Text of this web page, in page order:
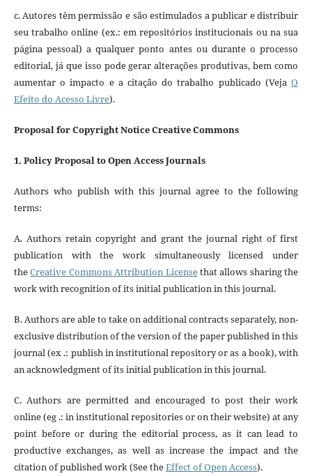
c. Autores têm permissão e são estimulados a publicar e distribuir
seu trabalho online (ex.: em repositórios institucionais ou na sua
página pessoal) a qualquer ponto antes ou durante o processo
editorial, já que isso pode gerar alterações produtivas, bem como
aumentar o impacto e a citação do trabalho publicado (VejaO
Efeito do Acesso Livre).
Proposal for Copyright Notice Creative Commons
1. Policy Proposal to Open Access Journals
Authors who publish with this journal agree to the following
terms:
A. Authors retain copyright and grant the journal right of first
publication with the work simultaneously licensed under
theCreative Commons Attribution Licensethat allows sharing the
work with recognition of its initial publication in this journal.
B. Authors are able to take on additional contracts separately, non-
exclusive distribution of the version of the paper published in this
journal (ex .: publish in institutional repository or as a book), with
an acknowledgment of its initial publication in this journal.
C. Authors are permitted and encouraged to post their work
online (eg .: in institutional repositories or on their website) at any
point before or during the editorial process, as it can lead to
productive exchanges, as well as increase the impact and the
citation of published work (See theEffect of Open Access).